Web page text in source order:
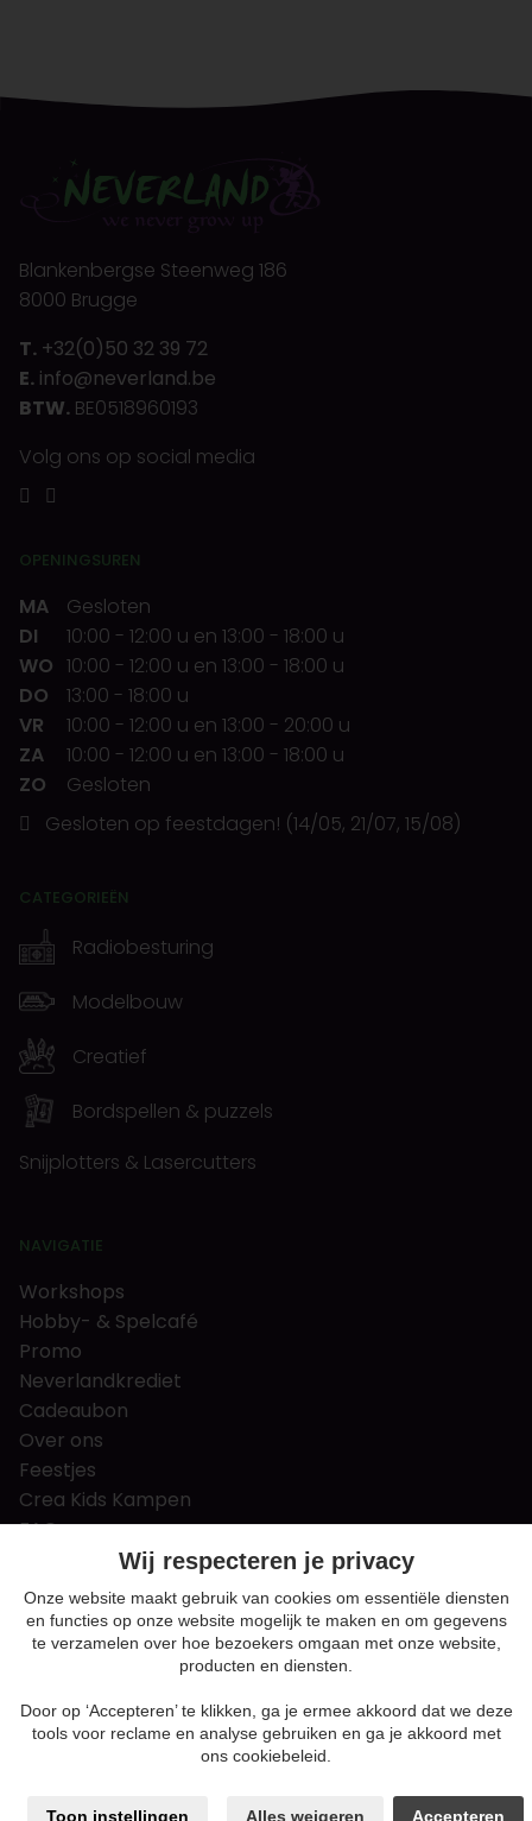
Blankenbergse Steenweg 186
8000 Brugge
T. +32(0)50 32 39 72
E. info@neverland.be
BTW. BE0518960193
Volg ons op social media
OPENINGSUREN
MA
Gesloten
DI
10:00 - 12:00 u en 13:00 - 18:00 u
WO 10:00 - 12:00 u en 13:00 - 18:00 u
DO
13:00 - 18:00 u
VR
10:00 - 12:00 u en 13:00 - 20:00 u
ZA
10:00 - 12:00 u en 13:00 - 18:00 u
ZO
Gesloten
Gesloten op feestdagen! (14/05, 21/07, 15/08)
CATEGORIEËN
Radiobesturing
Modelbouw
Creatief
Bordspellen & puzzels
Snijplotters & Lasercutters
NAVIGATIE
Workshops
Hobby- & Spelcafé
Promo
Neverlandkrediet
Cadeaubon
Over ons
Feestjes
Crea Kids Kampen
FAQ
Tips & tricks
Contact
Nieuws & Vacatures
Algemene voorwaarden
Privacy en cookie policy
Sitemap
Wij respecteren je privacy
Onze website maakt gebruik van cookies om essentiële diensten
en functies op onze website mogelijk te maken en om gegevens
te verzamelen over hoe bezoekers omgaan met onze website,
producten en diensten.
Door op ‘Accepteren’ te klikken, ga je ermee akkoord dat we deze
tools voor reclame en analyse gebruiken en ga je akkoord met
ons cookiebeleid.
Toon instellingen Alles weigeren Accepteren